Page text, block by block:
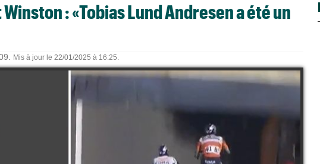
: «Tobias Lund Andresen a été un
Mis à jour le 22/01/2025 à 16:25.